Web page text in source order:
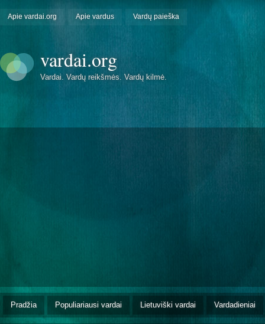
Apie vardai.org Apie vardus Vardų paieška
vardai.org
Vardai. Vardų reikšmės. Vardų kilmė.
Pradžia Populiariausi vardai Lietuviški vardai Vardadieniai